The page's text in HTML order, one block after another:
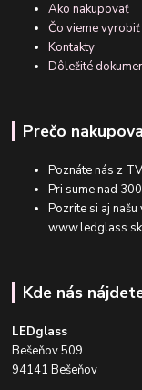
Ako nakupovať
Čo vieme vyrobiť
Kontakty
Dôležité
Prečo
Poznáte nás z
Pri sume nad
Pozrite si aj
www.ledglass.sk
Kde nás
LEDglass
Bešeňov 509
94141 Bešeňov